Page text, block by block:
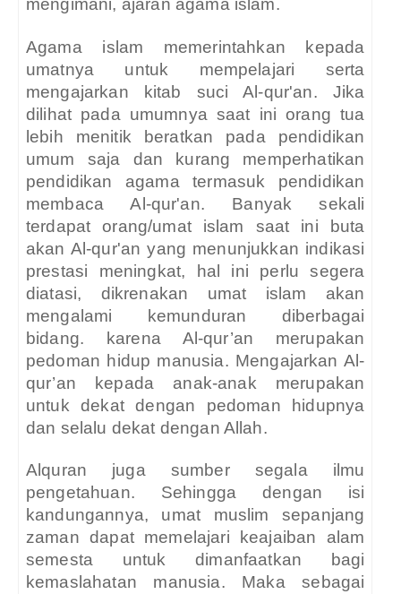
mengimani, ajaran agama islam.
Agama islam memerintahkan kepada
umatnya untuk mempelajari serta
mengajarkan kitab suci Al-qur'an. Jika
dilihat pada umumnya saat ini orang tua
lebih menitik beratkan pada pendidikan
umum saja dan kurang memperhatikan
pendidikan agama termasuk pendidikan
membaca Al-qur'an. Banyak sekali
terdapat orang/umat islam saat ini buta
akan Al-qur'an yang menunjukkan indikasi
prestasi meningkat, hal ini perlu segera
diatasi, dikrenakan umat islam akan
mengalami kemunduran diberbagai
bidang. karena Al-qur’an merupakan
pedoman hidup manusia. Mengajarkan Al-
qur’an kepada anak-anak merupakan
untuk dekat dengan pedoman hidupnya
dan selalu dekat dengan Allah.
Alquran juga sumber segala ilmu
pengetahuan. Sehingga dengan isi
kandungannya, umat muslim sepanjang
zaman dapat memelajari keajaiban alam
semesta untuk dimanfaatkan bagi
kemaslahatan manusia. Maka sebagai